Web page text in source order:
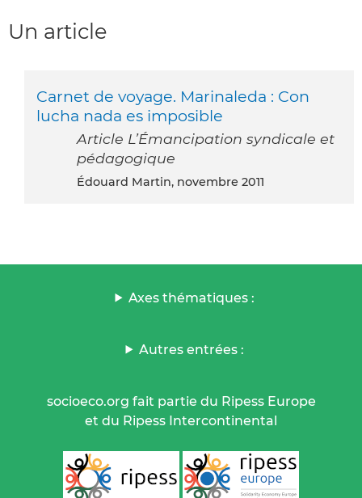
Un article
Carnet de voyage. Marinaleda : Con
lucha nada es imposible
Article L’Émancipation syndicale et
pédagogique
Édouard Martin, novembre 2011
Axes thématiques :
Autres entrées :
socioeco.org fait partie du Ripess Europe
et du Ripess Intercontinental